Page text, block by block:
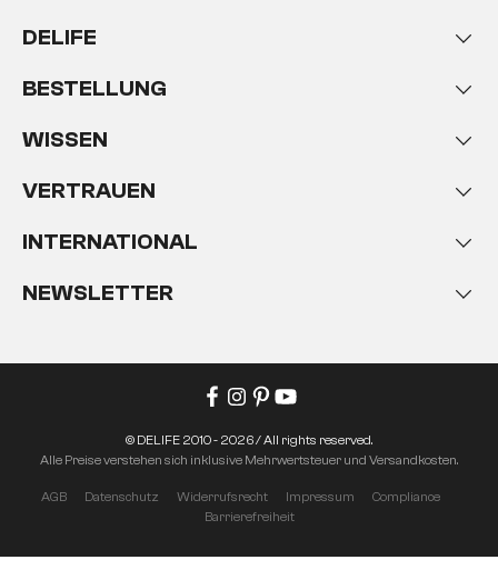
DELIFE
BESTELLUNG
WISSEN
VERTRAUEN
INTERNATIONAL
NEWSLETTER
AGB Datenschutz Widerrufsrecht Impressum
Compliance
Barrierefreiheit
© DELIFE 2010 - 2026 / All rights reserved.
Alle Preise verstehen sich inklusive Mehrwertsteuer und Versandkosten.